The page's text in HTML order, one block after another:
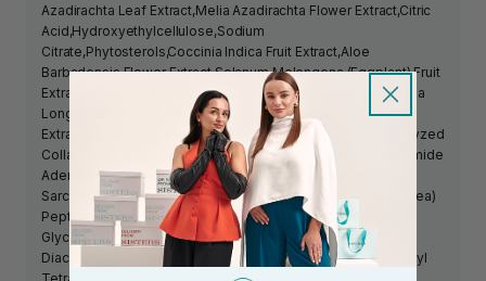
Azadirachta Leaf Extract,Melia Azadirachta Flower Extract,Citric
Acid,Hydroxyethylcellulose,Sodium
Citrate,Phytosterols,Coccinia Indica Fruit Extract,Aloe
Barbadensis Flower Extract,Solanum Melongena (Eggplant) Fruit
Extract,t-Butyl Alcohol,Ocimum Sanctum Leaf Extract,Curcuma
Longa (Turmeric) Root Extract,Corallina Officinalis
Extract,Cyanocobalamin,Caprylic/Capric Triglyceride,Hydrolyzed
Collagen,Butylene Glycol,Adenosine Triphosphate,Nicotinamide
Adenine Dinucleotide,Resveratrol,Pullulan,Sodium Palmitoyl
Sarcosinate,Palmitic Acid,C12-14 Alketh-12,Pisum Sativum (Pea)
Peptide,Stearic Acid,Polyglyceryl-6 Laurate,Caprylyl
Glycol,Dipeptide Diaminobutyroyl Benzylamide
Diacetate,Dextran,Hydrolyzed Elastin,Soluble Collagen,Acetyl